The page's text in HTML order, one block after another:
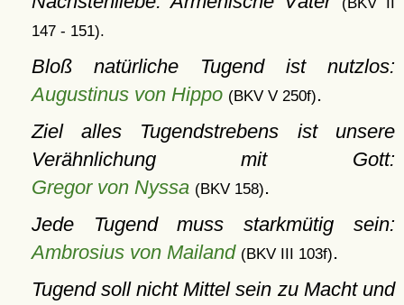
147 - 151).
Bloß natürliche Tugend ist nutzlos:
Augustinus von Hippo (BKV V 250f).
Ziel alles Tugendstrebens ist unsere
Verähnlichung mit Gott:
Gregor von Nyssa (BKV 158).
Jede Tugend muss starkmütig sein:
Ambrosius von Mailand (BKV III 103f).
Tugend soll nicht Mittel sein zu Macht und